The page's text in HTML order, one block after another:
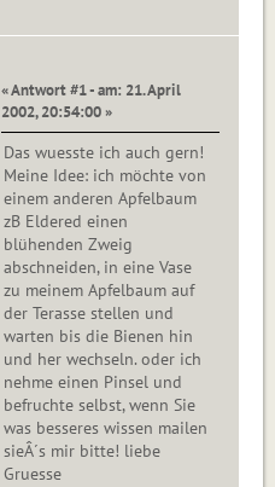
« Antwort #1 - am: 21. April
2002, 20:54:00 »
Das wuesste ich auch gern!
Meine Idee: ich möchte von
einem anderen Apfelbaum
zB Eldered einen
blühenden Zweig
abschneiden, in eine Vase
zu meinem Apfelbaum auf
der Terasse stellen und
warten bis die Bienen hin
und her wechseln. oder ich
nehme einen Pinsel und
befruchte selbst, wenn Sie
was besseres wissen mailen
sieÂ´s mir bitte! liebe
Gruesse